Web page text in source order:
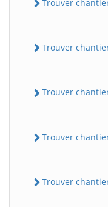
Trouver
Trouver
Trouver chantier
Trouver
Trouver